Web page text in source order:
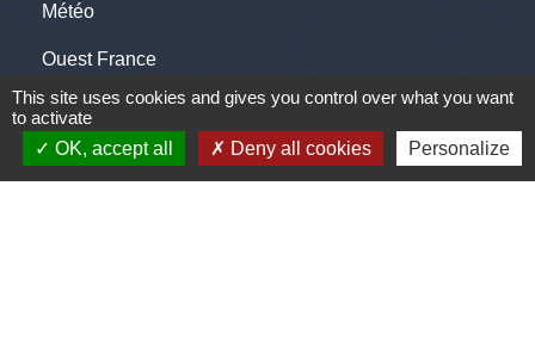
Météo
Ouest France
Télégramme
This site uses cookies and gives you control over what you want
to activate
OK, accept all
Deny all cookies Personalize